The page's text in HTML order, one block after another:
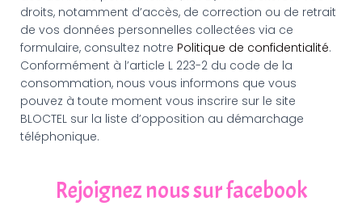
droits, notamment d’accès, de correction ou de retrait
de vos données personnelles collectées via ce
formulaire, consultez notre Politique de confidentialité.
Conformément à l’article L 223-2 du code de la
consommation, nous vous informons que vous
pouvez à toute moment vous inscrire sur le site
BLOCTEL sur la liste d’opposition au démarchage
téléphonique.
Rejoignez nous sur facebook